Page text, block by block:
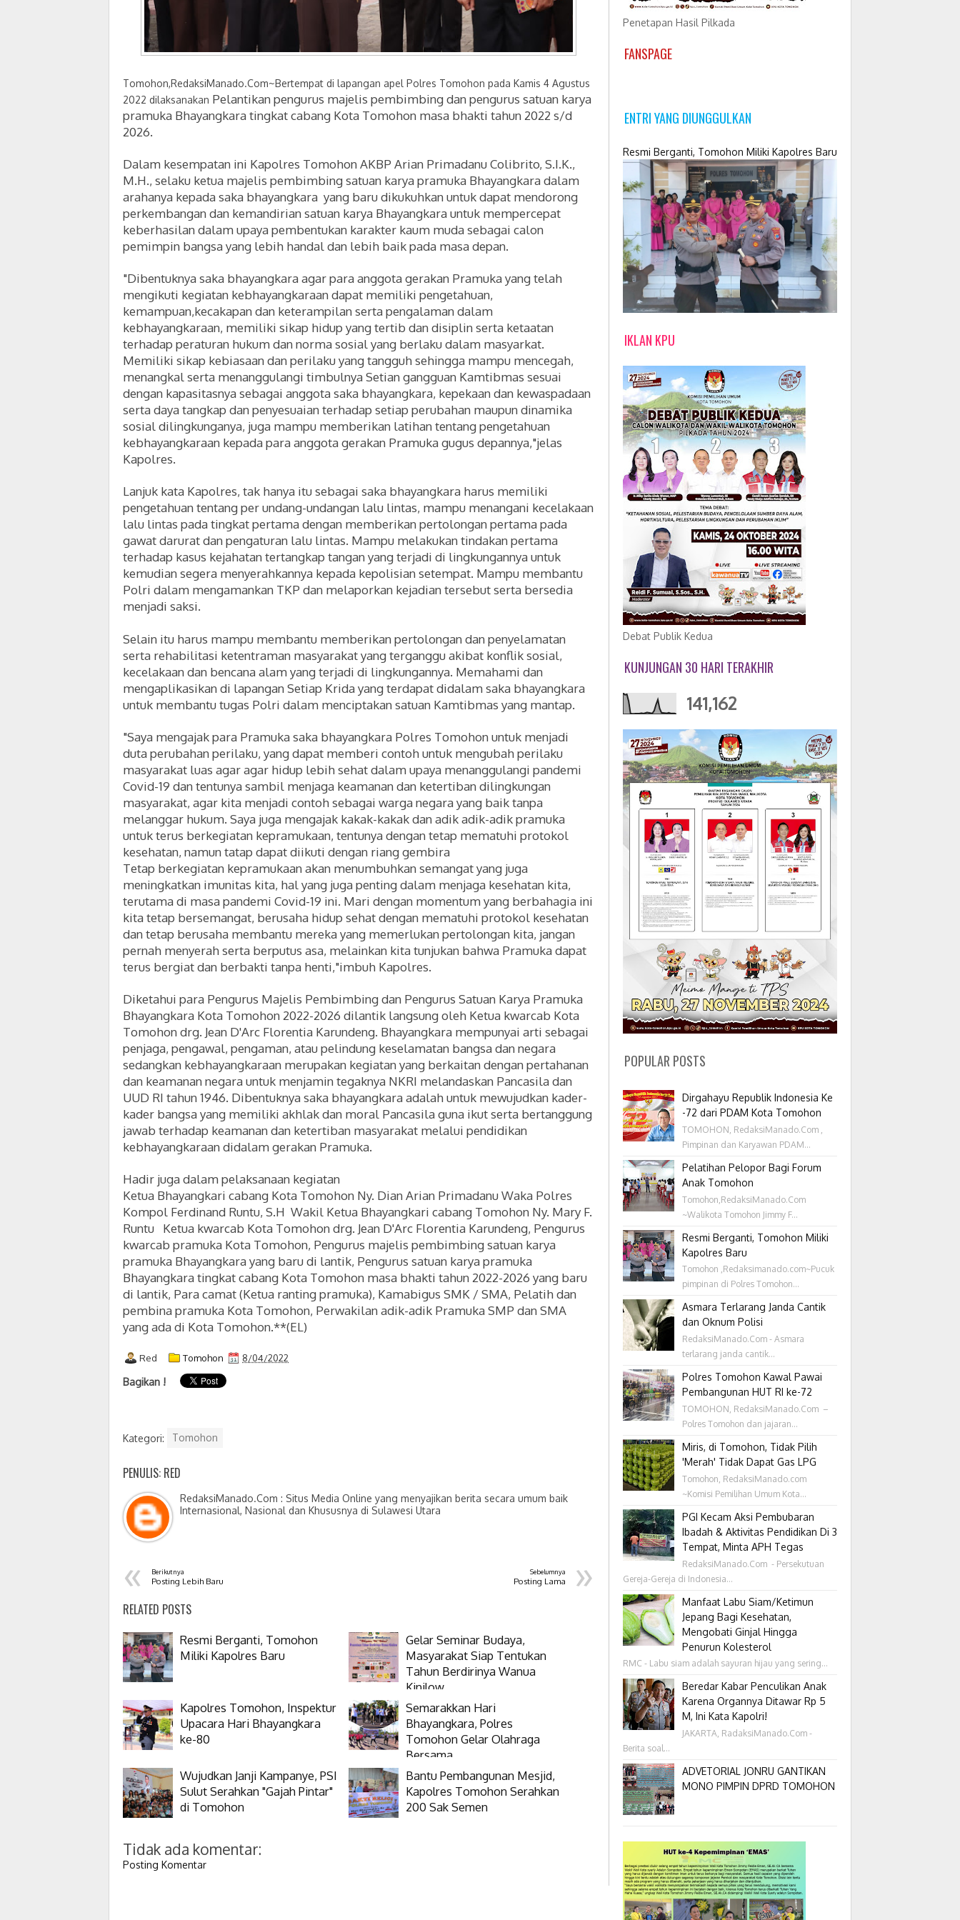
Tomohon,RedaksiManado.Com~Bertempat di lapangan apel Polres Tomohon pada Kamis 4 Agustus
2022 dilaksanakan Pelantikan pengurus majelis pembimbing dan pengurus satuan karya
pramuka Bhayangkara tingkat cabang Kota Tomohon masa bhakti tahun 2022 s/d
2026.
Dalam kesempatan ini Kapolres TomohonAKBP Arian Primadanu Colibrito, S.I.K.,
M.H., selaku ketua majelis pembimbing satuan karya pramuka Bhayangkara dalam
arahanya kepada saka bhayangkara yang baru dikukuhkan untukdapat mendorong
perkembangan dan kemandirian satuan karya Bhayangkara untuk mempercepat
keberhasilan dalam upaya pembentukan karakter kaum muda sebagai calon
pemimpin bangsa yang lebih handal dan lebih baik pada masa depan.
"Dibentuknya saka bhayangkara agar para anggota gerakan Pramuka yang telah
mengikuti kegiatan kebhayangkaraan dapat memiliki pengetahuan,
kemampuan,kecakapan dan keterampilan serta pengalaman dalam
kebhayangkaraan, memiliki sikap hidup yang tertib dan disiplin serta ketaatan
terhadap peraturan hukum dan norma sosial yang berlaku dalam masyarkat.
Memiliki sikap kebiasaan dan perilaku yang tangguh sehingga mampu mencegah,
menangkal serta menanggulangi timbulnya Setian gangguan Kamtibmas sesuai
dengan kapasitasnya sebagai anggota saka bhayangkara, kepekaan dan kewaspadaan
serta daya tangkap dan penyesuaian terhadap setiap perubahan maupun dinamika
sosial dilingkunganya, juga mampu memberikan latihan tentang pengetahuan
kebhayangkaraan kepada para anggota gerakan Pramuka gugus depannya,"jelas
Kapolres.
Lanjuk kata Kapolres, tak hanya itu sebagai saka bhayangkara harus memiliki
pengetahuan tentang per undang-undangan lalu lintas, mampu menangani kecelakaan
lalu lintas pada tingkat pertama dengan memberikan pertolongan pertama pada
gawat darurat dan pengaturan lalu lintas. Mampu melakukan tindakan pertama
terhadap kasus kejahatan tertangkap tangan yang terjadi di lingkungannya untuk
kemudian segera menyerahkannya kepada kepolisian setempat. Mampu membantu
Polri dalam mengamankan TKP dan melaporkan kejadian tersebut serta bersedia
menjadi saksi.
Selain itu harus mampu membantu memberikan pertolongan dan penyelamatan
serta rehabilitasi ketentraman masyarakat yang terganggu akibat konflik sosial,
kecelakaan dan bencana alam yang terjadi di lingkungannya. Memahami dan
mengaplikasikan di lapangan Setiap Krida yang terdapat didalam saka bhayangkara
untuk membantu tugas Polri dalam menciptakan satuan Kamtibmas yang mantap.
"Saya mengajak para Pramuka saka bhayangkara Polres Tomohon untuk menjadi
duta perubahan perilaku, yang dapat memberi contoh untuk mengubah perilaku
masyarakat luas agar agar hidup lebih sehat dalam upaya menanggulangi pandemi
Covid-19 dan tentunya sambil menjaga keamanan dan ketertiban dilingkungan
masyarakat, agar kita menjadi contoh sebagai warga negara yang baik tanpa
melanggar hukum. Saya juga mengajak kakak-kakak dan adik adik-adik pramuka
untuk terus berkegiatan kepramukaan, tentunya dengan tetap mematuhi protokol
kesehatan, namun tatap dapat diikuti dengan riang gembira
Tetap berkegiatan kepramukaan akan menumbuhkan semangat yang juga
meningkatkan imunitas kita, hal yang juga penting dalam menjaga kesehatan kita,
terutama di masa pandemi Covid-19 ini. Mari dengan momentum yang berbahagia ini
kita tetap bersemangat, berusaha hidup sehat dengan mematuhi protokol kesehatan
dan tetap berusaha membantu mereka yang memerlukan pertolongan kita, jangan
pernah menyerah serta berputus asa, melainkan kita tunjukan bahwa Pramuka dapat
terus bergiat dan berbakti tanpa henti,"imbuh Kapolres.
Diketahui para Pengurus Majelis Pembimbing dan Pengurus Satuan Karya Pramuka
Bhayangkara Kota Tomohon 2022-2026 dilantik langsung oleh Ketua kwarcab Kota
Tomohon drg. Jean D'Arc Florentia Karundeng. Bhayangkara mempunyai arti sebagai
penjaga, pengawal, pengaman, atau pelindung keselamatan bangsa dan negara
sedangkan kebhayangkaraan merupakan kegiatan yang berkaitan dengan pertahanan
dan keamanan negara untuk menjamin tegaknya NKRI melandaskan Pancasila dan
UUD RI tahun 1946. Dibentuknya saka bhayangkara adalah untuk mewujudkan kader-
kader bangsa yang memiliki akhlak dan moral Pancasila guna ikut serta bertanggung
jawab terhadap keamanan dan ketertiban masyarakat melalui pendidikan
kebhayangkaraan didalam gerakan Pramuka.
Hadir juga dalam pelaksanaan kegiatan
Ketua Bhayangkari cabang Kota Tomohon Ny. Dian Arian Primadanu Waka Polres
Kompol Ferdinand Runtu, S.H Wakil Ketua Bhayangkari cabang Tomohon Ny. Mary F.
Runtu Ketua kwarcab Kota Tomohon drg. Jean D'Arc Florentia Karundeng, Pengurus
kwarcab pramuka Kota Tomohon, Pengurus majelis pembimbing satuan karya
pramuka Bhayangkara yang baru di lantik, Pengurus satuan karya pramuka
Bhayangkara tingkat cabang Kota Tomohon masa bhakti tahun 2022-2026 yang baru
di lantik, Para camat (Ketua ranting pramuka), Kamabigus SMK / SMA, Pelatih dan
pembina pramuka Kota Tomohon, Perwakilan adik-adik Pramuka SMP dan SMA
yang ada di Kota Tomohon.**(EL)
Red Tomohon 8/04/2022
Bagikan !
Kategori: Tomohon
PENULIS: RED
RedaksiManado.Com : Situs Media Online yang menyajikan berita secara umum baik
Internasional, Nasional dan Khususnya di Sulawesi Utara
« Berikutnya
Posting Lebih Baru »
Sebelumnya
Posting Lama
RELATED POSTS
Resmi Berganti, Tomohon
Miliki Kapolres Baru
Gelar Seminar Budaya,
Masyarakat Siap Tentukan
Tahun Berdirinya Wanua
Kinilow
Kapolres Tomohon, Inspektur
Upacara Hari Bhayangkara
ke-80
Semarakkan Hari
Bhayangkara, Polres
Tomohon Gelar Olahraga
Bersama
Wujudkan Janji Kampanye, PSI
Sulut Serahkan "Gajah Pintar"
di Tomohon
Bantu Pembangunan Mesjid,
Kapolres Tomohon Serahkan
200 Sak Semen
Tidak ada komentar:
Posting Komentar
Penetapan Hasil Pilkada
FANSPAGE
ENTRI YANG DIUNGGULKAN
Resmi Berganti, Tomohon Miliki Kapolres Baru
IKLAN KPU
Debat Publik Kedua
KUNJUNGAN 30 HARI TERAKHIR
141,162
POPULAR POSTS
Dirgahayu Republik Indonesia Ke
-72 dari PDAM Kota Tomohon
TOMOHON, RedaksiManado.Com ,
Pimpinan dan Karyawan PDAM...
Pelatihan Pelopor Bagi Forum
Anak Tomohon
Tomohon,RedaksiManado.Com
~Walikota Tomohon Jimmy F...
Resmi Berganti, Tomohon Miliki
Kapolres Baru
Tomohon ,Redaksimanado.com~Pucuk
pimpinan di Polres Tomohon...
Asmara Terlarang Janda Cantik
dan Oknum Polisi
RedaksiManado.Com - Asmara
terlarang janda cantik...
Polres Tomohon Kawal Pawai
Pembangunan HUT RI ke-72
TOMOHON, RedaksiManado.Com –
Polres Tomohon dan jajaran...
Miris, di Tomohon, Tidak Pilih
'Merah' Tidak Dapat Gas LPG
Tomohon, RedaksiManado.com
~Komisi Pemilihan Umum Kota...
PGI Kecam Aksi Pembubaran
Ibadah & Aktivitas Pendidikan Di 3
Tempat, Minta APH Tegas
RedaksiManado.Com - Persekutuan
Gereja-Gereja di Indonesia...
Manfaat Labu Siam/Ketimun
Jepang Bagi Kesehatan,
Mengobati Ginjal Hingga
Penurun Kolesterol
RMC - Labu siam adalah sayuran hijau yang sering...
Beredar Kabar Penculikan Anak
Karena Organnya Ditawar Rp 5
M, Ini Kata Kapolri!
JAKARTA, RadaksiManado.Com -
Berita soal...
ADVETORIAL JONRU GANTIKAN
MONO PIMPIN DPRD TOMOHON